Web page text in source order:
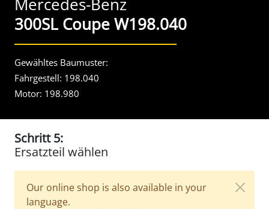
300SL Coupe W198.040
Gewähltes Baumuster:
Fahrgestell: 198.040
Motor: 198.980
Schritt 5:
Ersatzteil wählen
Our online shop is also available in your
language.